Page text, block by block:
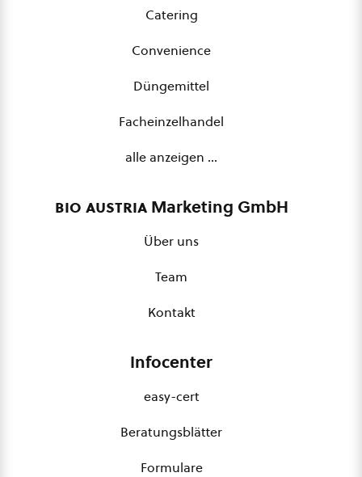
Catering
Convenience
Düngemittel
Facheinzelhandel
alle anzeigen …
bio austriaMarketing GmbH
Über uns
Team
Kontakt
Infocenter
easy-cert
Beratungsblätter
Formulare